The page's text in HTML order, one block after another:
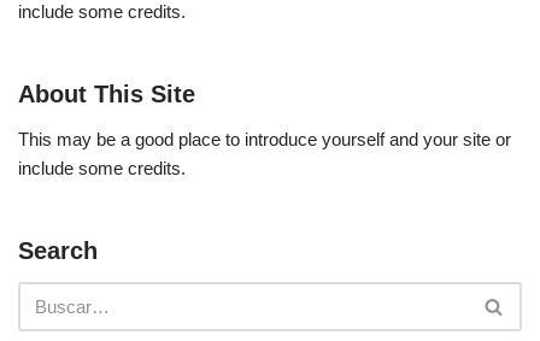
include some credits.
About This Site
This may be a good place to introduce yourself and your site or
include some credits.
Search